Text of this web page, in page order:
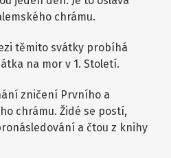
chrámu.
těmito svátky probíhá
na mor v 1. Století.
zničení Prvního a
chrámu. Židé se postí,
a čtou z knihy